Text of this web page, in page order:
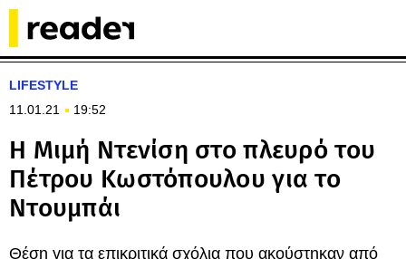
LIFESTYLE
11.01.21
19:52
Η Μιμή Ντενίση στο πλευρό του
Πέτρου Κωστόπουλου για το
Ντουμπάι
Θέση για τα επικριτικά σχόλια που ακούστηκαν από